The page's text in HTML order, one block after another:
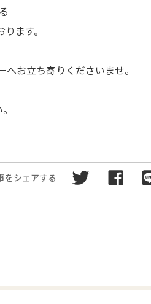
ます。
お立ち寄りくださいませ。
をシェアする